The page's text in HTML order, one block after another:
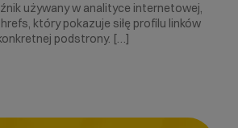
używany w analityce internetowej,
który pokazuje siłę profilu linków
podstrony. […]